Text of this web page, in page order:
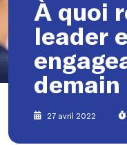
À quoi
leader
demain
27 avril 2022